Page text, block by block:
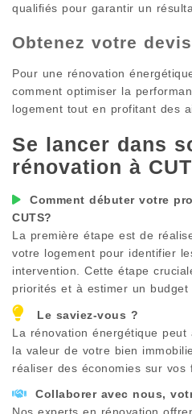
qualifiés pour garantir un
Obtenez votre devis
Pour une rénovation
comment optimiser la
logement tout en profitant des
Se lancer dans
rénovation à
Comment débuter votre
CUTS?
La première étape est de
votre logement pour identifier
intervention. Cette étape
priorités et à estimer un budget
Le saviez-vous ?
La rénovation énergétique peut
la valeur de votre bien
réaliser des économies sur vos
Collaborer avec nous,